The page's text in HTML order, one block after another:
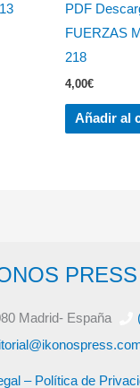
PDF
FUERZAS
218
4,00€
Añadir al
PRESS
Madrid- España
– Política de